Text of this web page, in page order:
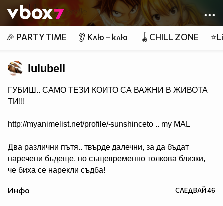
👾
🎉 PARTY TIME 👂 Клю – клю 🪀CHILL ZONE
lulubell
ГУБИШ.. САМО ТЕЗИ КОИТО СА ВАЖНИ В ЖИВОТА
ТИ!!!
http://myanimelist.net/profile/-sunshinceto .. my MAL
Два различни пътя.. твърде далечни, за да бъдат
наречени бъдеще, но същевременно толкова близки,
че биха се нарекли съдба!
Инфо СЛЕДВАЙ46